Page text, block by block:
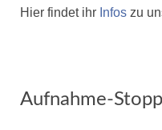
Hier findet ihr Infos zu
Aufnahme-